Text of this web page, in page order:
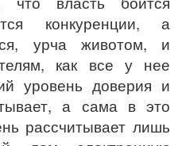
конкуренции, а
урча животом, и
как все у нее
уровень доверия и
а сама в это
рассчитывает лишь